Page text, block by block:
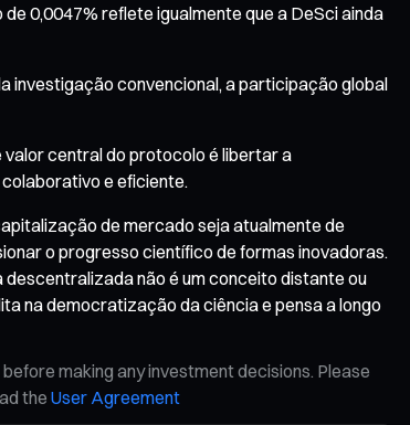
0,0047% reflete igualmente que a DeSci ainda
investigação convencional, a participação global
central do protocolo é libertar a
e eficiente.
de mercado seja atualmente de
o progresso científico de formas inovadoras.
não é um conceito distante ou
na democratização da ciência e pensa a longo
making any investment decisions. Please
the User Agreement